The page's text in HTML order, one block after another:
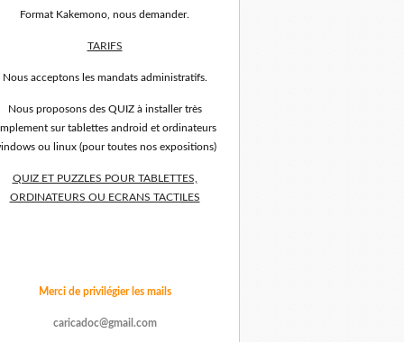
Format Kakemono, nous demander.
TARIFS
Nous acceptons les mandats administratifs.
Nous proposons des QUIZ à installer très
sur tablettes android et ordinateurs
ou linux (pour toutes nos expositions)
QUIZ ET PUZZLES POUR TABLETTES,
ORDINATEURS OU ECRANS TACTILES
Merci de privilégier les mails
caricadoc@gmail.com